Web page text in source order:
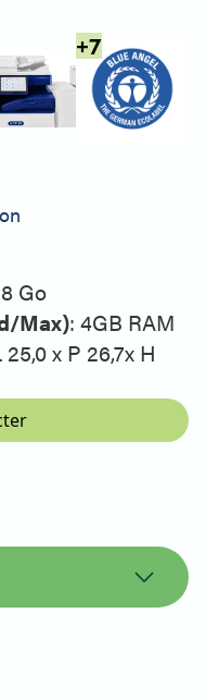
+7
Go
Max): 4GB RAM
25,0 x P 26,7x H